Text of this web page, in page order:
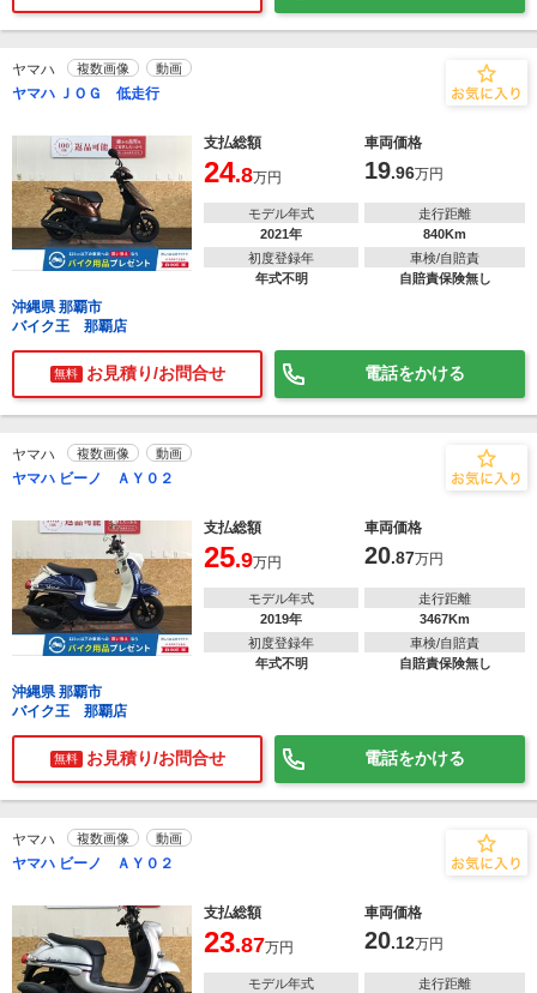
ヤマハ 複数画像 動画
ヤマハ ＪＯＧ 低走行
支払総額 車両価格
24.8万円 19.96万円
モデル年式
2021年
走行距離
840Km
初度登録年
年式不明
車検/自賠責
自賠責保険無し
沖縄県 那覇市
バイク王 那覇店
無料 お見積り/お問合せ 電話をかける
ヤマハ 複数画像 動画
ヤマハ ビーノ ＡＹ０２
支払総額 車両価格
25.9万円 20.87万円
モデル年式
2019年
走行距離
3467Km
初度登録年
年式不明
車検/自賠責
自賠責保険無し
沖縄県 那覇市
バイク王 那覇店
無料 お見積り/お問合せ 電話をかける
ヤマハ 複数画像 動画
ヤマハ ビーノ ＡＹ０２
支払総額 車両価格
23.87万円 20.12万円
モデル年式
走行距離